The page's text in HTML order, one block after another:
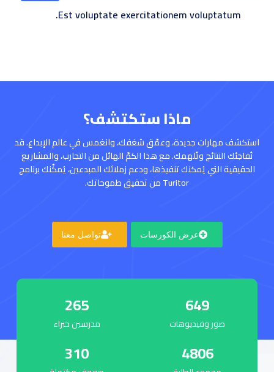
Est voluptate exercitationem voluptatum.
ماذا ستكتشف؟
استكشف مهارات جديدة، وعمّق شغفك، وانغمس في عالم الإبداع. قد
تُفاجئك النتائج وتُلهمك. مع هذا الكمّ الهائل من التجارب، والمشاريع
الحقيقية التي يُمكنك تنفيذها، ودعم زملائك المبدعين، يُمكّنك برنامج
Turitor من تحقيق طموحاتك.
عرض الكورسات تواصل معنا
649
صور وفيديوهات
265
مدرسين خبراء
4806
310